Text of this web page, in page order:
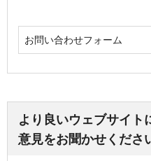
お問い合わせフォーム
より良いウェブサイト
意見をお聞かせくださ